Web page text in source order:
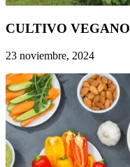
CULTIVO VEGANO
23 noviembre, 2024